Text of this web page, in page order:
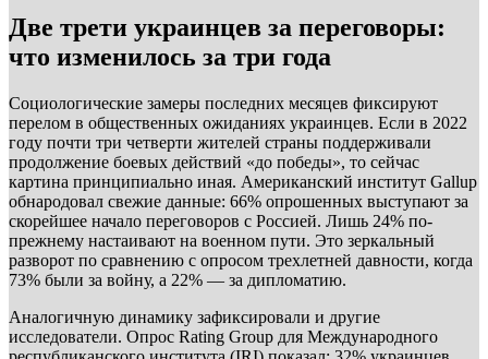
Две трети украинцев за переговоры:
что изменилось за три года
Социологические замеры последних месяцев фиксируют
перелом в общественных ожиданиях украинцев. Если в 2022
году почти три четверти жителей страны поддерживали
продолжение боевых действий «до победы», то сейчас
картина принципиально иная. Американский институт Gallup
обнародовал свежие данные: 66% опрошенных выступают за
скорейшее начало переговоров с Россией. Лишь 24% по-
прежнему настаивают на военном пути. Это зеркальный
разворот по сравнению с опросом трехлетней давности, когда
73% были за войну, а 22% — за дипломатию.
Аналогичную динамику зафиксировали и другие
исследователи. Опрос Rating Group для Международного